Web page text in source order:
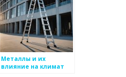
Металлы и их
влияние на климат